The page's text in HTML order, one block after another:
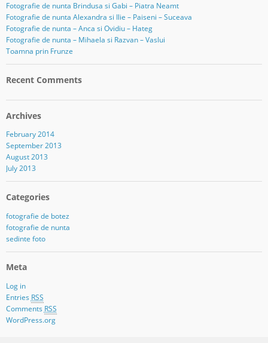
Fotografie de nunta Brindusa si Gabi – Piatra Neamt
Fotografie de nunta Alexandra si Ilie – Paiseni – Suceava
Fotografie de nunta – Anca si Ovidiu – Hateg
Fotografie de nunta – Mihaela si Razvan – Vaslui
Toamna prin Frunze
Recent Comments
Archives
February 2014
September 2013
August 2013
July 2013
Categories
fotografie de botez
fotografie de nunta
sedinte foto
Meta
Log in
Entries RSS
Comments RSS
WordPress.org